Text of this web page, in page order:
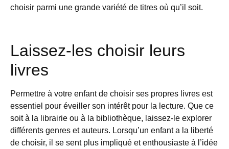
choisir parmi une grande variété de titres où qu’il soit.
Laissez-les choisir leurs
livres
Permettre à votre enfant de choisir ses propres livres est
essentiel pour éveiller son intérêt pour la lecture. Que ce
soit à la librairie ou à la bibliothèque, laissez-le explorer
différents genres et auteurs. Lorsqu’un enfant a la liberté
de choisir, il se sent plus impliqué et enthousiaste à l’idée